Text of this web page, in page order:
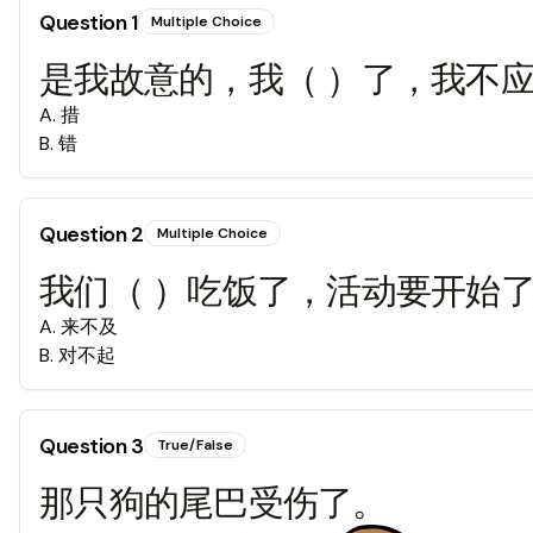
Question1 Multiple Choice
是我故意的，我（ ）了，我不应
A. 措
B. 错
Question2 Multiple Choice
我们（ ）吃饭了，活动要开始了
A. 来不及
B. 对不起
Question3 True/False
那只狗的尾巴受伤了。